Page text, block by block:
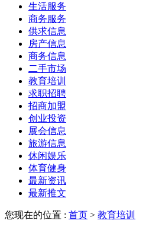
生活服务
商务服务
供求信息
房产信息
商务信息
二手市场
教育培训
求职招聘
招商加盟
创业投资
展会信息
旅游信息
休闲娱乐
体育健身
最新资讯
最新推文
您现在的位置 : 首页 > 教育培训